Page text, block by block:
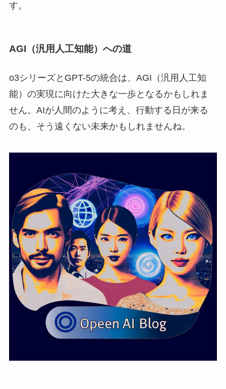
す。
AGI（汎用人工知能）への道
o3シリーズとGPT-5の統合は、AGI（汎用人工知
能）の実現に向けた大きな一歩となるかもしれま
せん。AIが人間のように考え、行動する日が来る
のも、そう遠くない未来かもしれませんね。